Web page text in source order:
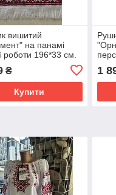
вишитий
на панамі
роботи 196*33 см.
₴
Купити
1